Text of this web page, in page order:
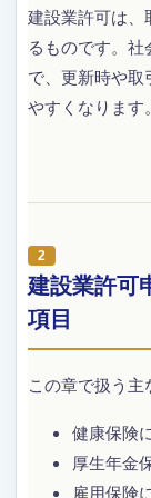
建設業許可は、
るものです。
で、更新時や取
やすくなります。
建設業許可
項目
この章で扱う主
健康保険
厚生年金
雇用保険